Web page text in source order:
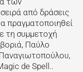
από δράσεις
πραγματοποιηθεί
τη συμμετοχή
Παύλο
de Spell..